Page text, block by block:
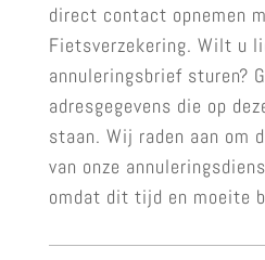
direct contact opnemen
Fietsverzekering. Wilt u
annuleringsbrief sturen?
adresgegevens die op
staan. Wij raden aan om
van onze
omdat dit tijd en moeite